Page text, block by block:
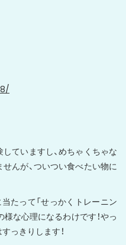
ていますし、めちゃくちゃな
んが、ついつい食べたい物に
たって「せっかくトレーニン
様な心理になるわけです！やっ
っきりします！